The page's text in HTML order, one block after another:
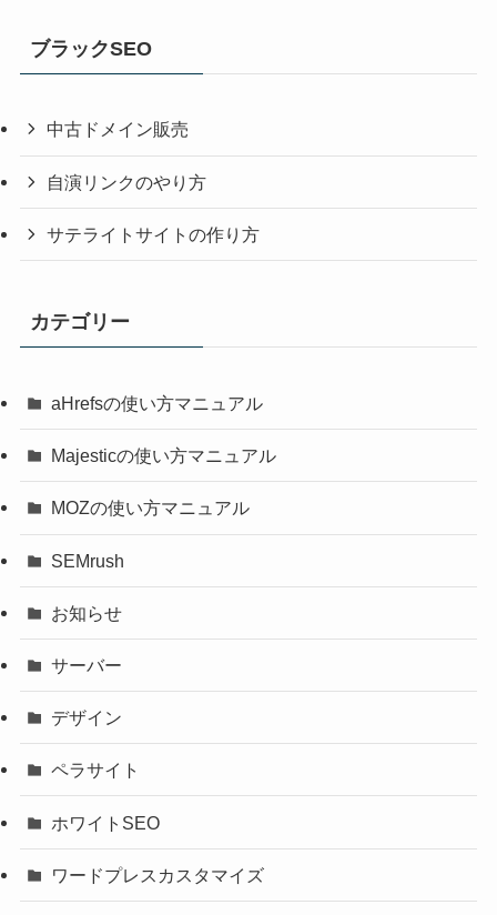
ブラックSEO
中古ドメイン販売
自演リンクのやり方
サテライトサイトの作り方
カテゴリー
aHrefsの使い方マニュアル
Majesticの使い方マニュアル
MOZの使い方マニュアル
SEMrush
お知らせ
サーバー
デザイン
ペラサイト
ホワイトSEO
ワードプレスカスタマイズ